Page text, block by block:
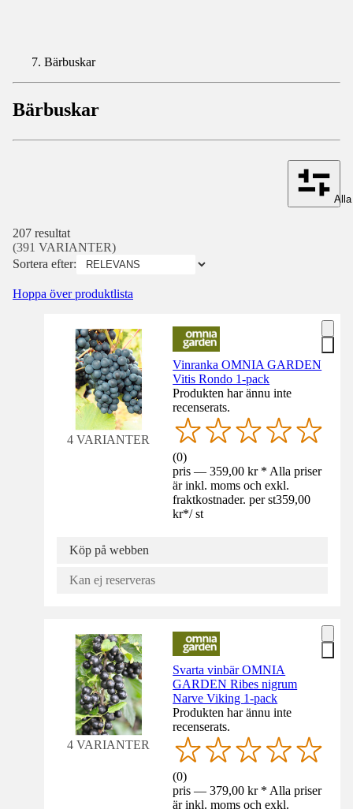
Bärbuskar
Bärbuskar
207 resultat
(391 VARIANTER)
Sortera efter:
Hoppa över produktlista
4 VARIANTER
Vinranka OMNIA GARDEN
Vitis Rondo 1-pack
Produkten har ännu inte
recenserats.
(0)
pris — 359,00 kr * Alla priser
är inkl. moms och exkl.
fraktkostnader. per st359,00
kr*/ st
Köp på webben
Kan ej reserveras
4 VARIANTER
Svarta vinbär OMNIA
GARDEN Ribes nigrum
Narve Viking 1-pack
Produkten har ännu inte
recenserats.
(0)
pris — 379,00 kr * Alla priser
är inkl. moms och exkl.